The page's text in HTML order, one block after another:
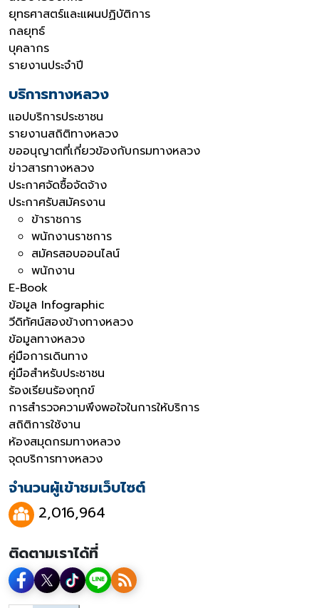
ยุทธศาสตร์และแผนปฏิบัติการ
กลยุทธ์
บุคลากร
รายงานประจำปี
บริการทางหลวง
แอปบริการประชาชน
รายงานสถิติทางหลวง
ขออนุญาตที่เกี่ยวข้องกับกรมทางหลวง
ข่าวสารทางหลวง
ประกาศจัดซื้อจัดจ้าง
ประกาศรับสมัครงาน
ข้าราชการ
พนักงานราชการ
สมัครสอบออนไลน์
พนักงาน
E-Book
ข้อมูล Infographic
วีดิทัศน์สองข้างทางหลวง
ข้อมูลทางหลวง
คู่มือการเดินทาง
คู่มือสำหรับประชาชน
ร้องเรียนร้องทุกข์
การสำรวจความพึงพอใจในการให้บริการ
สถิติการใช้งาน
ห้องสมุดกรมทางหลวง
จุดบริการทางหลวง
จำนวนผู้เข้าชมเว็บไซต์
2,016,964
ติดตามเราได้ที่